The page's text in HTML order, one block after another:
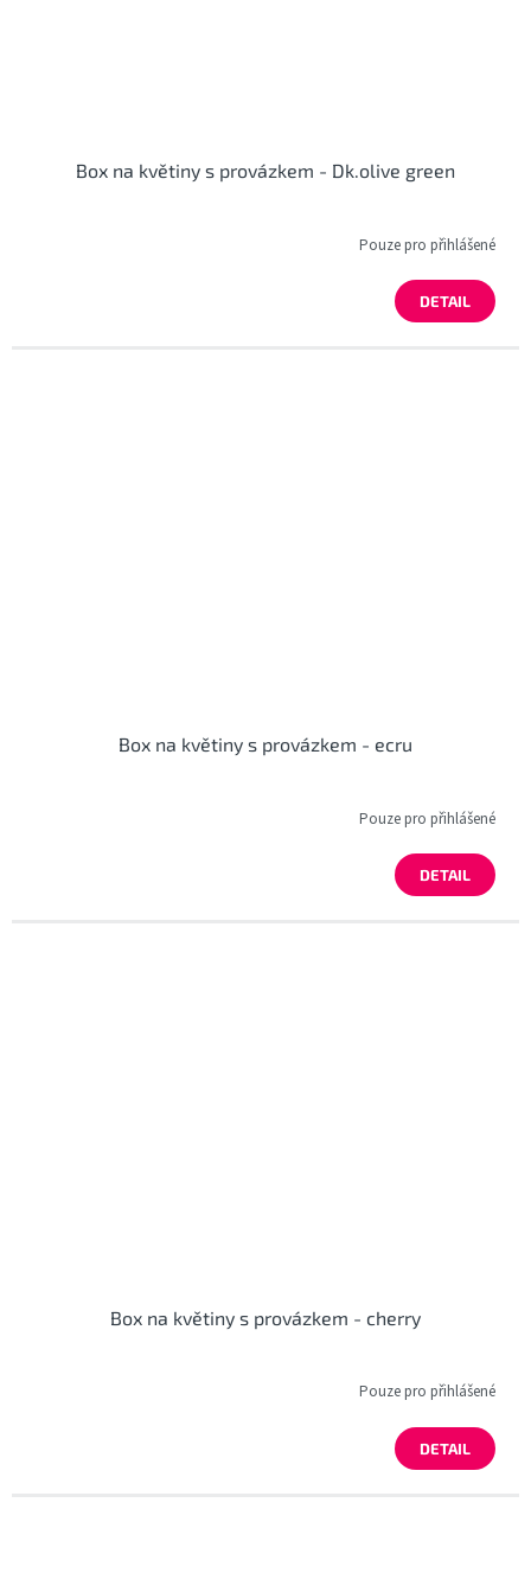
Box na květiny s provázkem - Dk.olive green
Pouze pro přihlášené
DETAIL
Box na květiny s provázkem - ecru
Pouze pro přihlášené
DETAIL
Box na květiny s provázkem - cherry
Pouze pro přihlášené
DETAIL